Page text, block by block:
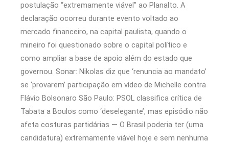
postulação “extremamente viável” ao Planalto. A
declaração ocorreu durante evento voltado ao
mercado financeiro, na capital paulista, quando o
mineiro foi questionado sobre o capital político e
como ampliar a base de apoio além do estado que
governou. Sonar: Nikolas diz que ‘renuncia ao mandato’
se ‘provarem’ participação em vídeo de Michelle contra
Flávio Bolsonaro São Paulo: PSOL classifica crítica de
Tabata a Boulos como ‘deselegante’, mas episódio não
afeta costuras partidárias — O Brasil poderia ter (uma
candidatura) extremamente viável hoje e sem nenhuma